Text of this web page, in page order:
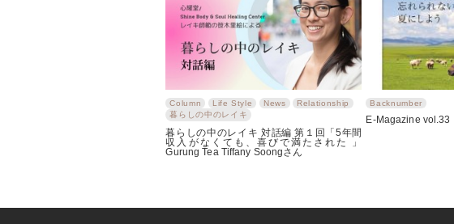
Column Life Style News
Relationship
暮らしの中のレイキ
暮らしの中のレイキ 対話編 第１回「5年間
収入がなくても、喜びで満たされた 」
Gurung Tea Tiffany Soongさん
Backnumber
E-Magazine vol.33